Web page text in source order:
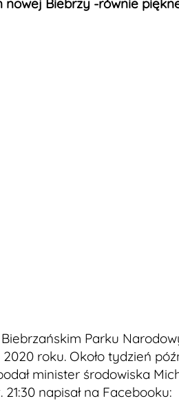
Parku
roku. Około tydzień
minister środowiska
21:30 napisał na Facebooku: